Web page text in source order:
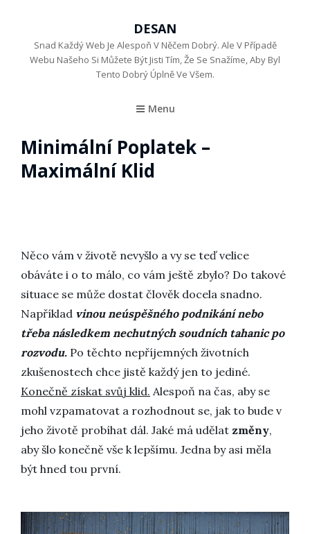
DESAN
Snad Každý Web Je Alespoň V Něčem Dobrý. Ale V Případě
Webu Našeho Si Můžete Být Jisti Tím, Že Se Snažíme, Aby Byl
Tento Dobrý Úplně Ve Všem.
Menu
Minimální Poplatek –
Maximální Klid
Něco vám v životě nevyšlo a vy se teď velice
obáváte i o to málo, co vám ještě zbylo? Do takové
situace se může dostat člověk docela snadno.
Například vinou neúspěšného podnikání nebo
třeba následkem nechutných soudních tahanic po
rozvodu. Po těchto nepříjemných životních
zkušenostech chce jistě každý jen to jediné.
Konečně získat svůj klid. Alespoň na čas, aby se
mohl vzpamatovat a rozhodnout se, jak to bude v
jeho životě probíhat dál. Jaké má udělat změny,
aby šlo konečně vše k lepšímu. Jedna by asi měla
být hned tou první.